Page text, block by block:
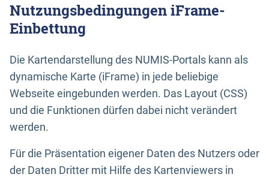
Nutzungsbedingungen iFrame-
Einbettung
Die Kartendarstellung des NUMIS-Portals kann als
dynamische Karte (iFrame) in jede beliebige
Webseite eingebunden werden. Das Layout (CSS)
und die Funktionen dürfen dabei nicht verändert
werden.
Für die Präsentation eigener Daten des Nutzers oder
der Daten Dritter mit Hilfe des Kartenviewers in